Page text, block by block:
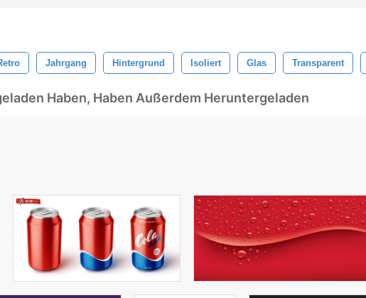
Jahrgang Hintergrund Isoliert Glas Transparent
Haben, Haben Außerdem Heruntergeladen